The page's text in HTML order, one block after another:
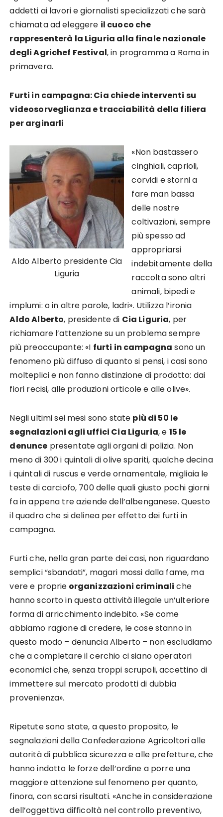
addetti ai lavori e giornalisti specializzati che sarà
chiamata ad eleggere il cuoco che
rappresenterà la Liguria alla finale nazionale
degli Agrichef Festival, in programma a Roma in
primavera.
Furti in campagna: Cia chiede interventi su
videosorveglianza e tracciabilità della filiera
per arginarli
Aldo Alberto presidente Cia
Liguria
«Non bastassero
cinghiali, caprioli,
corvidi e storni a
fare man bassa
delle nostre
coltivazioni, sempre
più spesso ad
appropriarsi
indebitamente della
raccolta sono altri
animali, bipedi e
implumi: o in altre parole, ladri». Utilizza l’ironia
Aldo Alberto, presidente di Cia Liguria, per
richiamare l’attenzione su un problema sempre
più preoccupante: «I furti in campagna sono un
fenomeno più diffuso di quanto si pensi, i casi sono
molteplici e non fanno distinzione di prodotto: dai
fiori recisi, alle produzioni orticole e alle olive».
Negli ultimi sei mesi sono state più di 50 le
segnalazioni agli uffici Cia Liguria, e 15 le
denunce presentate agli organi di polizia. Non
meno di 300 i quintali di olive spariti, qualche decina
i quintali di ruscus e verde ornamentale, migliaia le
teste di carciofo, 700 delle quali giusto pochi giorni
fa in appena tre aziende dell’albenganese. Questo
il quadro che si delinea per effetto dei furti in
campagna.
Furti che, nella gran parte dei casi, non riguardano
semplici “sbandati”, magari mossi dalla fame, ma
vere e proprie organizzazioni criminali che
hanno scorto in questa attività illegale un’ulteriore
forma di arricchimento indebito. «Se come
abbiamo ragione di credere, le cose stanno in
questo modo – denuncia Alberto – non escludiamo
che a completare il cerchio ci siano operatori
economici che, senza troppi scrupoli, accettino di
immettere sul mercato prodotti di dubbia
provenienza».
Ripetute sono state, a questo proposito, le
segnalazioni della Confederazione Agricoltori alle
autorità di pubblica sicurezza e alle prefetture, che
hanno indotto le forze dell’ordine a porre una
maggiore attenzione sul fenomeno per quanto,
finora, con scarsi risultati. «Anche in considerazione
dell’oggettiva difficoltà nel controllo preventivo,